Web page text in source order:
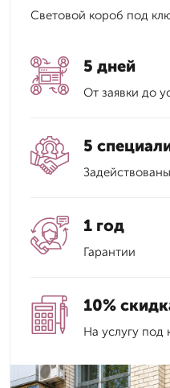
Световой короб под
5 дней
От заявки до
5
1 год
Гарантии
10%
На услугу под